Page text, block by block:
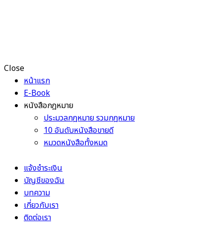
Close
หน้าแรก
E-Book
หนังสือกฎหมาย
ประมวลกฎหมาย รวมกฎหมาย
10 อันดับหนังสือขายดี
หมวดหนังสือทั้งหมด
แจ้งชำระเงิน
บัญชีของฉัน
บทความ
เกี่ยวกับเรา
ติดต่อเรา